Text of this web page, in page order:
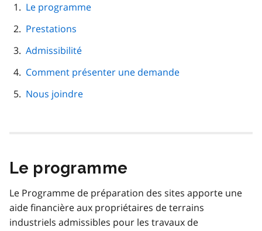
Le programme
Prestations
Admissibilité
Comment présenter une demande
Nous joindre
Le programme
Le Programme de préparation des sites apporte une
aide financière aux propriétaires de terrains
industriels admissibles pour les travaux de